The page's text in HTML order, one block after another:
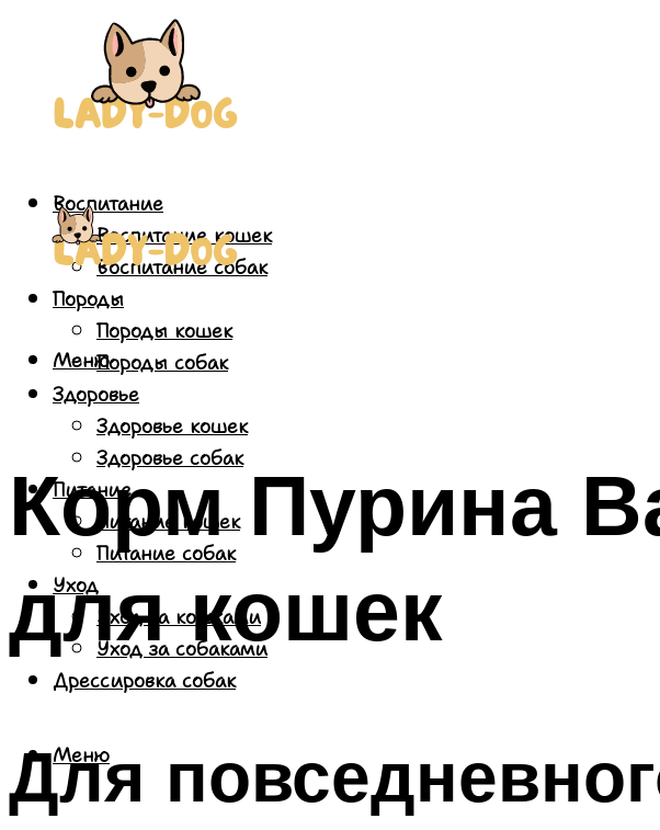
Воспитание
Воспитание кошек
Воспитание собак
Породы
Породы кошек
Породы собак
Здоровье
Здоровье кошек
Здоровье собак
Питание
Питание кошек
Питание собак
Уход
Уход за кошками
Уход за собаками
Дрессировка собак
Меню
Меню
Корм Пурина
для кошек
Для